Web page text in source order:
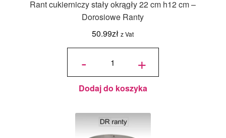
Rant cukierniczy stały okrągły 22 cm h12 cm –
Dorosiowe Ranty
50.99zł z Vat
-
ilość Rant
okrągły 22
cm h12 cm
Dorosiowe
Ranty
+
Dodaj do koszyka